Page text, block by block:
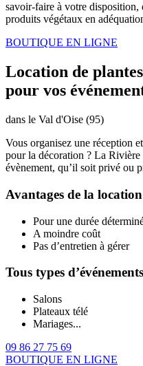
savoir-faire à votre disposition,
produits végétaux en
BOUTIQUE EN LIGNE
Location de plantes
pour vos
dans le Val d'Oise (95)
Vous organisez une réception
pour la décoration ? La
évènement, qu’il soit privé ou
Avantages de la location
Pour une durée
A moindre coût
Pas d’entretien à gérer
Tous types d’événements
Salons
Plateaux télé
Mariages...
09 86 27 75 69
BOUTIQUE EN LIGNE